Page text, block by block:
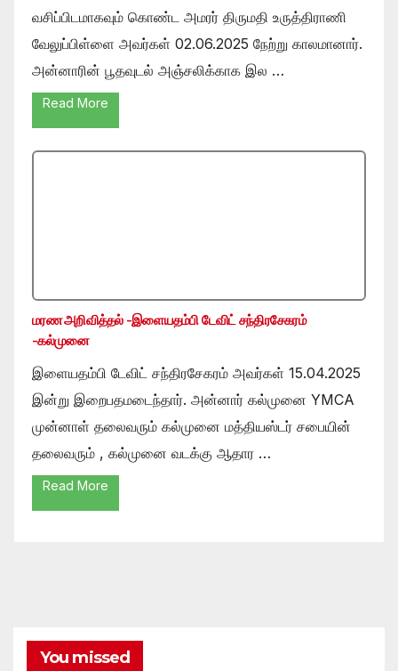
வசிப்பிடமாகவும் கொண்ட அமரர் திருமதி உருத்திராணி
வேலுப்பிள்ளை அவர்கள் 02.06.2025 நேற்று காலமானார்.
அன்னாரின் பூதவுடல் அஞ்சலிக்காக இல …
Read More
மரண அறிவித்தல் -இளையதம்பி டேவிட் சந்திரசேகரம்
-கல்முனை
இளையதம்பி டேவிட் சந்திரசேகரம் அவர்கள் 15.04.2025
இன்று இறைபதமடைந்தார். அன்னார் கல்முனை YMCA
முன்னாள் தலைவரும் கல்முனை மத்தியஸ்டர் சபையின்
தலைவரும் , கல்முனை வடக்கு ஆதார …
Read More
You missed